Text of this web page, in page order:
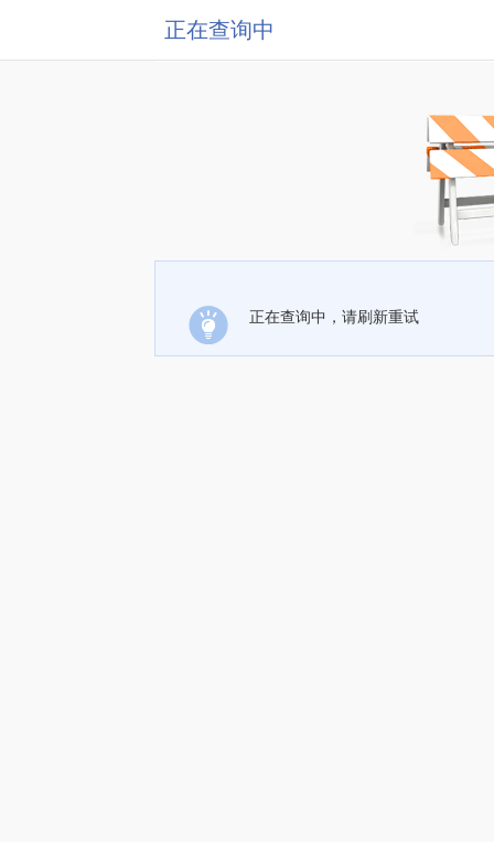
正在查询中
正在查询中，请刷新重试